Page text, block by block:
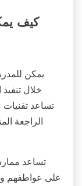
كيف
يمكن
خلال
تساعد
الراجعة
تساعد
على عواطفهم